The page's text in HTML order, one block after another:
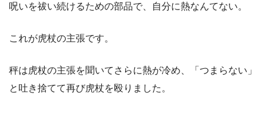
呪いを祓い続けるための部品で、自分に熱なんてない。
これが虎杖の主張です。
秤は虎杖の主張を聞いてさらに熱が冷め、「つまらない」
と吐き捨てて再び虎杖を殴りました。